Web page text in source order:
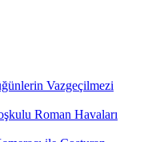
Vazgeçilmezi
Roman Havaları